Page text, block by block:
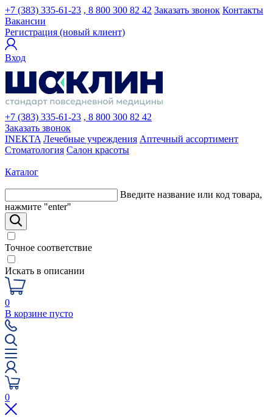
+7 (383) 335-61-23 , 8 800 300 82 42 Заказать звонок Контакты
Вакансии
Регистрация (новый клиент)
Вход
+7 (383) 335-61-23 , 8 800 300 82 42
Заказать звонок
INEKTA Лечебные учреждения Аптечный ассортимент
Стоматология Салон красоты
Каталог
Введите название или код товара,
нажмите "enter"
Точное соответствие
Искать в описании
0
В корзине пусто
0